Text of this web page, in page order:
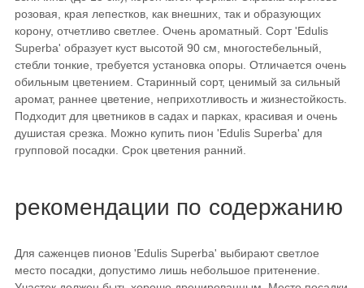
розовая, края лепестков, как внешних, так и образующих
корону, отчетливо светлее. Очень ароматный. Сорт 'Edulis
Superba' образует куст высотой 90 см, многостебельный,
стебли тонкие, требуется установка опоры. Отличается очень
обильным цветением. Старинный сорт, ценимый за сильный
аромат, раннее цветение, неприхотливость и жизнестойкость.
Подходит для цветников в садах и парках, красивая и очень
душистая срезка. Можно купить пион 'Edulis Superba' для
групповой посадки. Срок цветения ранний.
рекомендации по содержанию
Для саженцев пионов 'Edulis Superba' выбирают светлое
место посадки, допустимо лишь небольшое притенение.